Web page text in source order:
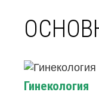
Гинекология